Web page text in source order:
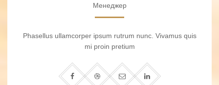
Менеджер
Phasellus ullamcorper ipsum rutrum nunc. Vivamus quis
mi proin pretium